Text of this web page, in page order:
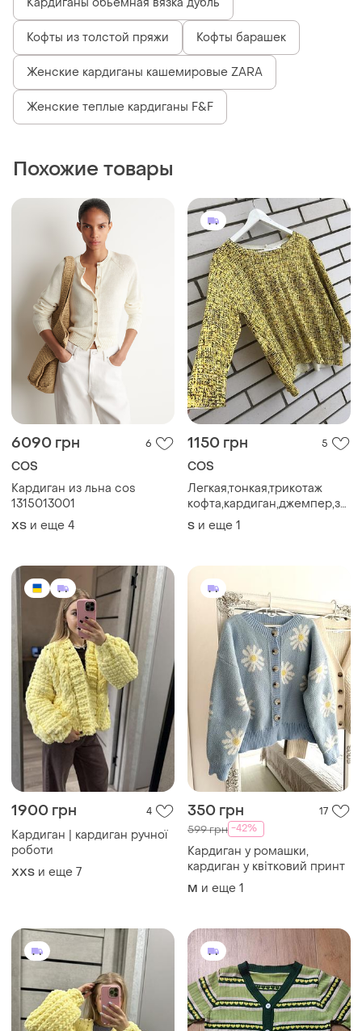
Кофты из толстой пряжи Кофты барашек
Женские кардиганы кашемировые ZARA
Женские теплые кардиганы F&F
Похожие товары
6090 грн 6
COS
Кардиган из льна cos
1315013001
ХS и еще 4
1150 грн 5
COS
Легкая,тонкая,трикотаж
по спинке,хлопок cos
S и еще 1
1900 грн 4
Кардиган | кардиган ручної
роботи
XХS и еще 7
350 грн 17
599 грн -42%
Кардиган у ромашки,
кардиган у квітковий принт
M и еще 1